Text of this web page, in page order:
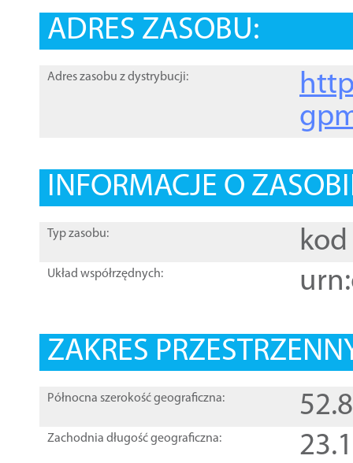
ADRES ZASOBU:
Adres zasobu z dystrybucji:
INFORMACJE O
Typ zasobu: kod
Układ współrzędnych:
ZAKRES
Północna szerokość geograficzna:
Zachodnia długość geograficzna: